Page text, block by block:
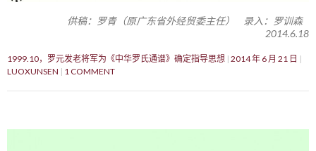
供稿：罗青（原广东省外经贸委主任） 录入：罗训森
2014.6.18
1999.10，罗元发老将军为《中华罗氏通谱》确定指导思想 2014 年 6 月 21 日
LUOXUNSEN
1 COMMENT